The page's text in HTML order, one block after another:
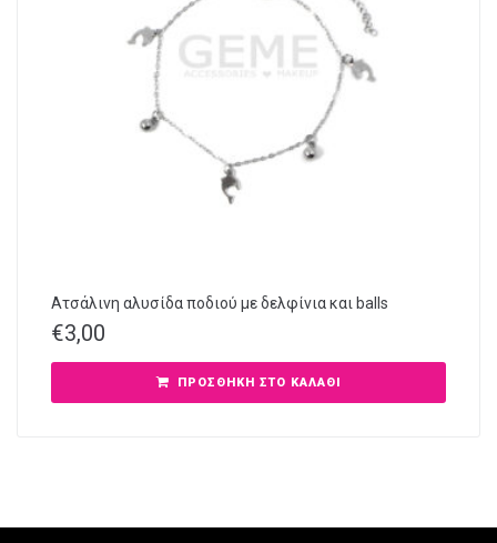
Ατσάλινη αλυσίδα ποδιού με δελφίνια και balls
€3,00
ΠΡΟΣΘΉΚΗ ΣΤΟ ΚΑΛΆΘΙ